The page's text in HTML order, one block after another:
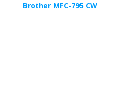
Brother MFC-795 CW